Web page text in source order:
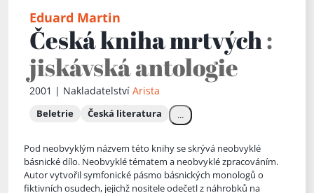
Eduard Martin
Česká kniha mrtvých:
jiskávská antologie
2001 | Nakladatelství Arista
Beletrie Česká literatura ...
Pod neobvyklým názvem této knihy se skrývá neobvyklé
básnické dílo. Neobvyklé tématem a neobvyklé zpracováním.
Autor vytvořil symfonické pásmo básnických monologů o
fiktivních osudech, jejichž nositele odečetl z náhrobků na